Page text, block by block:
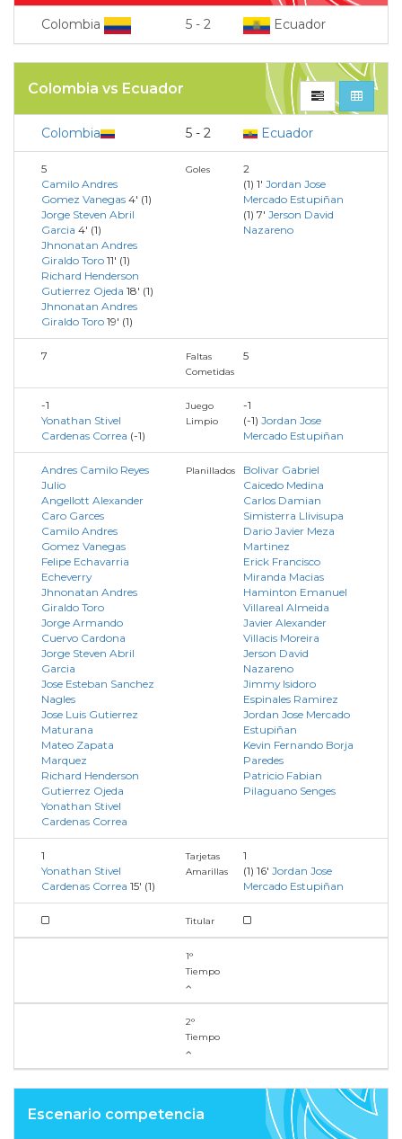
Colombia 5 - 2 Ecuador
Colombia vs Ecuador
Colombia 5 - 2 Ecuador
5
Camilo Andres
Gomez Vanegas 4' (1)
Jorge Steven Abril
Garcia 4' (1)
Jhnonatan Andres
Giraldo Toro 11' (1)
Richard Henderson
Gutierrez Ojeda 18' (1)
Jhnonatan Andres
Giraldo Toro 19' (1)
Goles
2
(1)1' Jordan Jose
Mercado Estupiñan
(1)7' Jerson David
Nazareno
7
Faltas
Cometidas
5
-1
Yonathan Stivel
Cardenas Correa (-1)
Juego
Limpio
-1
(-1)Jordan Jose
Mercado Estupiñan
Andres Camilo Reyes
Julio
Angellott Alexander
Caro Garces
Camilo Andres
Gomez Vanegas
Felipe Echavarria
Echeverry
Jhnonatan Andres
Giraldo Toro
Jorge Armando
Cuervo Cardona
Jorge Steven Abril
Garcia
Jose Esteban Sanchez
Nagles
Jose Luis Gutierrez
Maturana
Mateo Zapata
Marquez
Richard Henderson
Gutierrez Ojeda
Yonathan Stivel
Cardenas Correa
Planillados
Bolivar Gabriel
Caicedo Medina
Carlos Damian
Simisterra Llivisupa
Dario Javier Meza
Martinez
Erick Francisco
Miranda Macias
Haminton Emanuel
Villareal Almeida
Javier Alexander
Villacis Moreira
Jerson David
Nazareno
Jimmy Isidoro
Espinales Ramirez
Jordan Jose Mercado
Estupiñan
Kevin Fernando Borja
Paredes
Patricio Fabian
Pilaguano Senges
1
Yonathan Stivel
Cardenas Correa 15' (1)
Tarjetas
Amarillas
1
(1)16' Jordan Jose
Mercado Estupiñan
Titular
1°
Tiempo
2°
Tiempo
Escenario competencia